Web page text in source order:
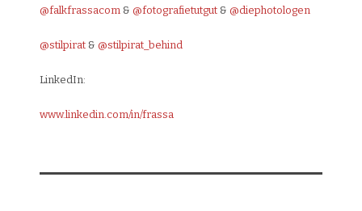
@falkfrassacom & @fotografietutgut & @diephotologen
@stilpirat & @stilpirat_behind
LinkedIn:
www.linkedin.com/in/frassa